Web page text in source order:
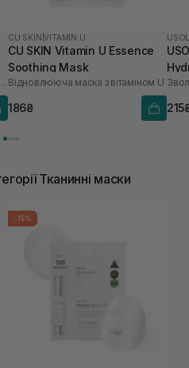
Заспокійлива тканева маска для обличчя
CU SKIN |VITAMIN U
CU SKIN Vitamin U Essence
Soothing Mask
Відновлююча маска з вітаміном U
186₴
шт
Тканинні маски
-15%